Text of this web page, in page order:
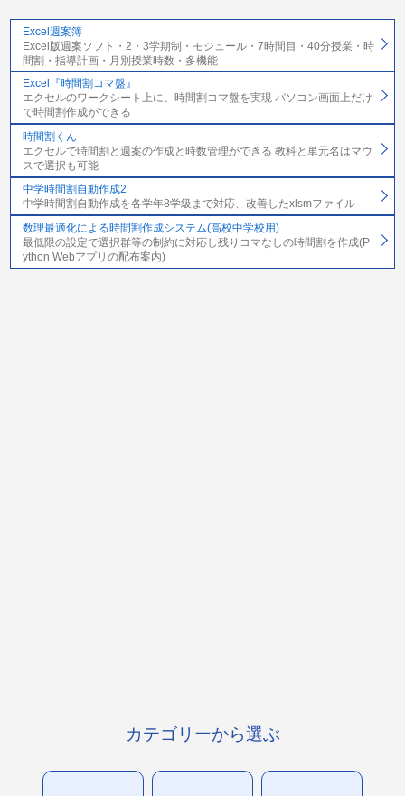
Excel週案簿
Excel版週案ソフト・2・3学期制・モジュール・7時間目・40分授業・時
間割・指導計画・月別授業時数・多機能
Excel『時間割コマ盤』
エクセルのワークシート上に、時間割コマ盤を実現 パソコン画面上だけ
で時間割作成ができる
時間割くん
エクセルで時間割と週案の作成と時数管理ができる 教科と単元名はマウ
スで選択も可能
中学時間割自動作成2
中学時間割自動作成を各学年8学級まで対応、改善したxlsmファイル
数理最適化による時間割作成システム(高校中学校用)
最低限の設定で選択群等の制約に対応し残りコマなしの時間割を作成(P
ython Webアプリの配布案内)
カテゴリーから選ぶ